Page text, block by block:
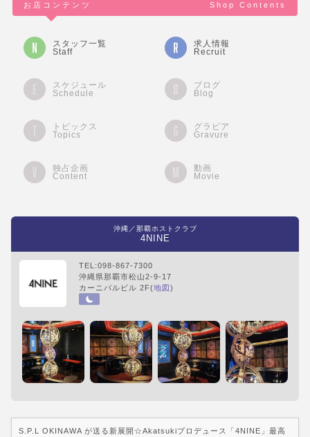
Shop Contents
お店コンテンツ
スタッフ一覧
Staff
求人情報
Recruit
スケジュール
Schedule
ブログ
Blog
トピックス
Topics
グラビア
Gravure
独占企画
Content
動画
Movie
沖縄／那覇ホストクラブ
4NINE
TEL:098-867-7300
沖縄県那覇市松山2-9-17
カーニバルビル 2F(地図 )
S.P.L OKINAWA が送る新展開☆Akatsukiプロデュース「4NINE」最高